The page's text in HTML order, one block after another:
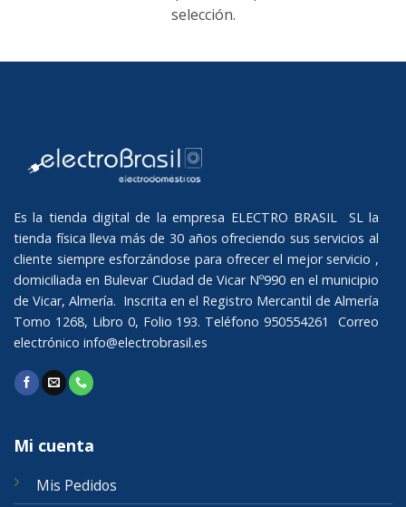
selección.
Es la tienda digital de la empresa ELECTRO BRASIL SL la
tienda física lleva más de 30 años ofreciendo sus servicios al
cliente siempre esforzándose para ofrecer el mejor servicio ,
domiciliada en Bulevar Ciudad de Vicar Nº990 en el municipio
de Vicar, Almería. Inscrita en el Registro Mercantil de Almería
Tomo 1268, Libro 0, Folio 193. Teléfono 950554261 Correo
electrónico info@electrobrasil.es
Mi cuenta
Mis Pedidos